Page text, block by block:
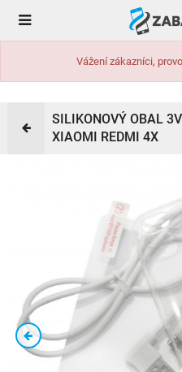
Vážení zákazníci,
SILIKONOVÝ OBAL
XIAOMI REDMI 4X